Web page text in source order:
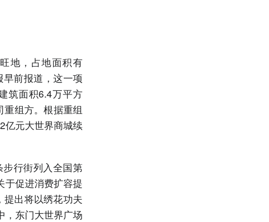
地，占地面积有
前报道，这一项
筑面积6.4万平方
组方。根据重组
亿元大世界商城续
行街列入全国第
于促进消费扩容提
出将以绣花功夫
，东门大世界广场